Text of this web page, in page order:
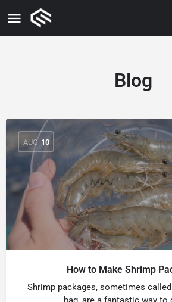
Blog
AUG 10
How to Make Shrimp
Shrimp packages, sometimes